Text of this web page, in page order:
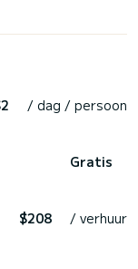
/ dag / persoon
Gratis
$208 / verhuur